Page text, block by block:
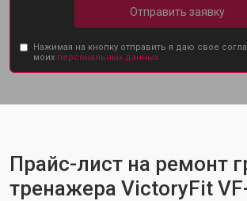
Отправить заявку
Нажимая на кнопку отправить я даю свое
моих персональных данных.
Прайс-лист на ремонт
тренажера VictoryFit